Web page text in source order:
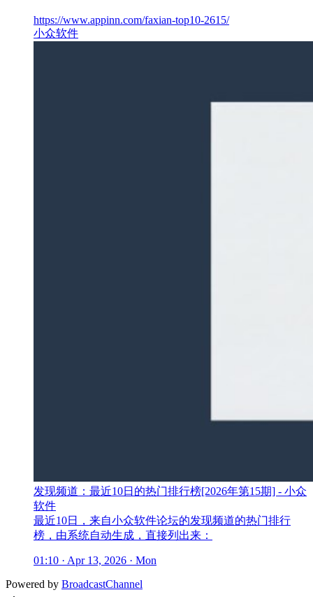
https://www.appinn.com/faxian-top10-2615/
小众软件
发现频道：最近10日的热门排行榜[2026年第15期] - 小众
软件
最近10日，来自小众软件论坛的发现频道的热门排行
榜，由系统自动生成，直接列出来：
01:10 · Apr 13, 2026 · Mon
Powered by BroadcastChannel